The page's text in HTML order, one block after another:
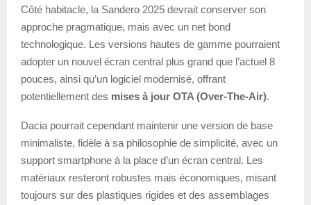
Côté habitacle, la Sandero 2025 devrait conserver son
approche pragmatique, mais avec un net bond
technologique. Les versions hautes de gamme pourraient
adopter un nouvel écran central plus grand que l’actuel 8
pouces, ainsi qu’un logiciel modernisé, offrant
potentiellement des mises à jour OTA (Over-The-Air).
Dacia pourrait cependant maintenir une version de base
minimaliste, fidèle à sa philosophie de simplicité, avec un
support smartphone à la place d’un écran central. Les
matériaux resteront robustes mais économiques, misant
toujours sur des plastiques rigides et des assemblages